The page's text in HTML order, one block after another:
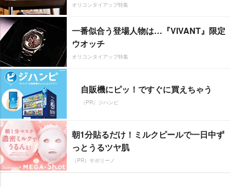
オリコンタイアップ特集
一番似合う登場人物は…『VIVANT』限定
ウオッチ
オリコンタイアップ特集
自販機にピッ！ですぐに買えちゃう
（PR）ジハンピ
朝1分貼るだけ！ミルクピールで一日中ず
っとうるツヤ肌
（PR）サボリーノ